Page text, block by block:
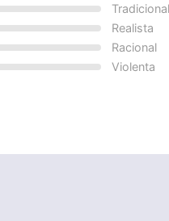
Tradicional
Realista
Racional
Violenta